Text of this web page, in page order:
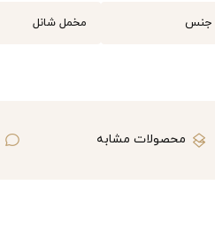
جنس مخمل شانل
محصولات مشابه